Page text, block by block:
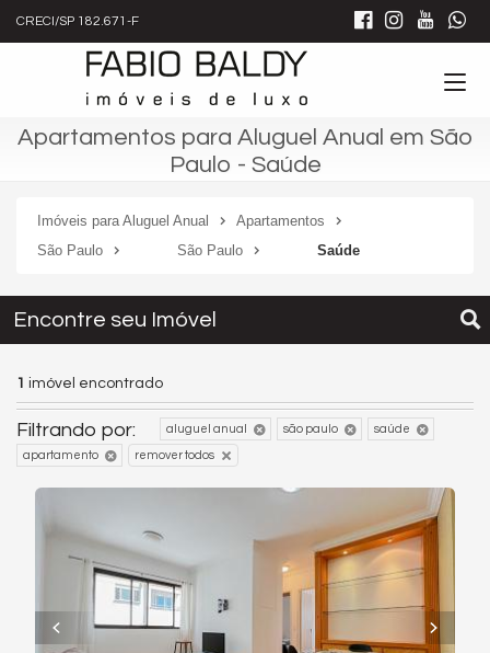
CRECI/SP 182.671-F
Apartamentos para Aluguel Anual em São
Paulo - Saúde
Imóveis para Aluguel Anual
Apartamentos
São Paulo
São Paulo Saúde
Encontre seu Imóvel
1 imóvel encontrado
Filtrando por: aluguel anual são paulo saúde
apartamento remover todos